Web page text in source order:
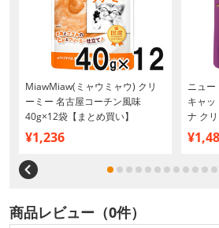
MiawMiaw(ミャウミャウ) クリ
ーミー 名古屋コーチン風味
40g×12袋【まとめ買い】
¥1,236
ニュー
キャッ
ナ ク
パウチ
商品レビュー（0件）